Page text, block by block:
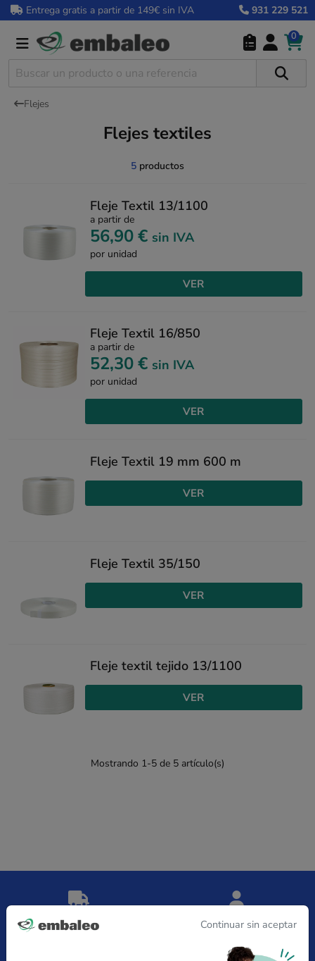
Entrega gratis a partir de 149€ sin IVA 931 229 521
0
Flejes
Flejes textiles
5 productos
Fleje Textil 13/1100
a partir de
56,90 € sin IVA
por unidad
VER
Fleje Textil 16/850
a partir de
52,30 € sin IVA
por unidad
VER
Fleje Textil 19 mm 600 m
VER
Fleje Textil 35/150
VER
Fleje textil tejido 13/1100
VER
Mostrando 1-5 de 5 artículo(s)
Entrega gratuita
desde 149 € sin IVA
Satisfecho
o reembolsado
Continuar sin aceptar